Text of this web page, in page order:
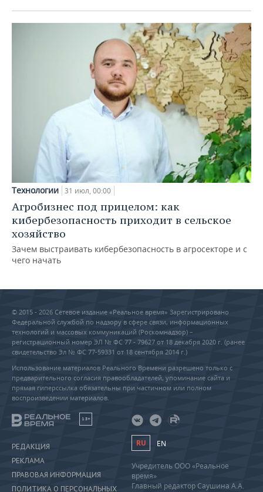
Технологии 31 июл, 00:00
Агробизнес под прицелом: как
кибербезопасность приходит в сельское
хозяйство
Зачем выстраивать кибербезопасность в агросекторе и с
чего начать
© 2015 - 2026 Сетевое издание «Реальное время» Зарегистрировано
Федеральной службой по надзору в сфере связи, информационных
технологий и массовых коммуникаций (Роскомнадзор) –
регистрационный номер ЭЛ № ФС 77 - 79627 от 18 декабря 2020 г. (ранее
свидетельство Эл № ФС 77-59331 от 18 сентября 2014 г.)
Использование материалов Реального Времени разрешено только с
предварительного согласия правообладателей, упоминание сайта и
прямая гиперссылка обязательны при частичном или полном
воспроизведении материалов.
18+
РЕДАКЦИЯ
РЕКЛАМА
ПРАВОВАЯ ИНФОРМАЦИЯ
ПОЛИТИКА О ПЕРСОНАЛЬНЫХ
RU EN
Учредитель ООО «Реальное
время»
Главный редактор Саушина А.А.